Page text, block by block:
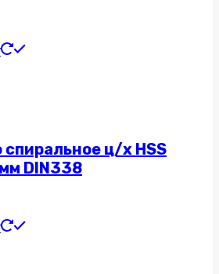
спиральное ц/х HSS
DIN338